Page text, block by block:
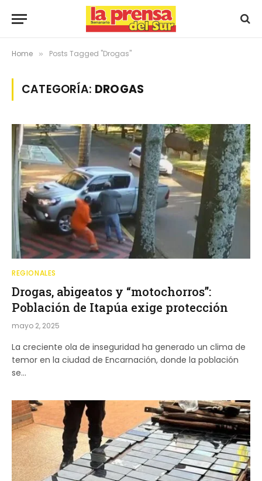
Home » Posts Tagged "Drogas"
CATEGORÍA: DROGAS
REGIONALES
Drogas, abigeatos y “motochorros”:
Población de Itapúa exige protección
mayo 2, 2025
La creciente ola de inseguridad ha generado un clima de
temor en la ciudad de Encarnación, donde la población
se…